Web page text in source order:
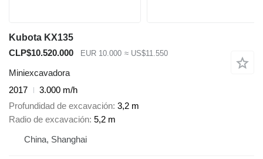
Kubota KX135
CLP$10.520.000
EUR 10.000 ≈ US$11.550
Miniexcavadora
2017
3.000 m/h
Profundidad de excavación 3,2 m
Radio de excavación 5,2 m
China, Shanghai